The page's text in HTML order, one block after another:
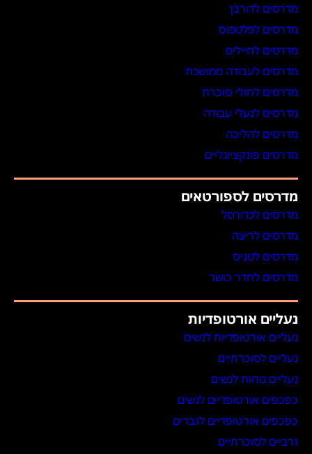
מדרסים לדורבן
מדרסים לפלטפוס
מדרסים לחיילים
מדרסים לעבודה ממושכת
מדרסים לחולי סוכרת
מדרסים לנעלי עבודה
מדרסים להליכה
מדרסים פונקציונליים
מדרסים לספורטאים
מדרסים לכדורסל
מדרסים לריצה
מדרסים לטניס
מדרסים לחדר כושר
נעליים אורטופדיות
נעליים אורטופדיות לנשים
נעליים לסוכרתיים
נעליים נוחות לנשים
כפכפים אורטופדיים לנשים
כפכפים אורטופדיים לגברים
גרביים לסוכרתיים